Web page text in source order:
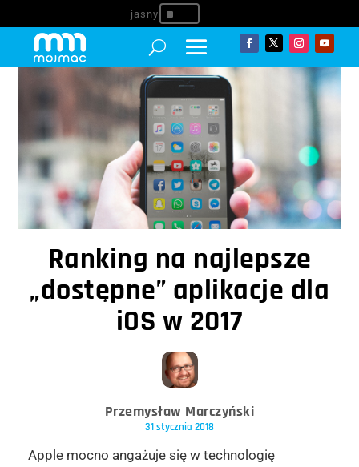
^
Ranking na najlepsze
„dostępne” aplikacje dla
iOS w 2017
Przemysław Marczyński
31 stycznia 2018
Apple mocno angażuje się w technologię